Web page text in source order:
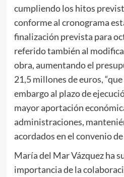
cumpliendo los hitos
conforme al cronograma
finalización prevista para
referido también al
obra, aumentando el
21,5 millones de euros,
embargo al plazo de
mayor aportación
administraciones,
acordados en el convenio
María del Mar Vázquez ha
importancia de la